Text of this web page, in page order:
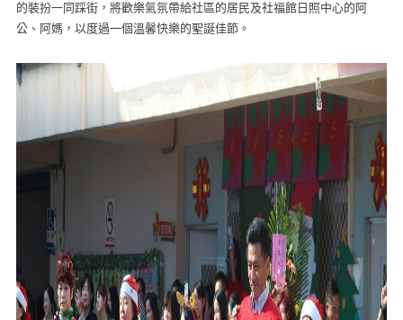
的裝扮一同踩街，將歡樂氣氛帶給社區的居民及社福館日照中心的阿
公、阿媽，以度過一個溫馨快樂的聖誕佳節。